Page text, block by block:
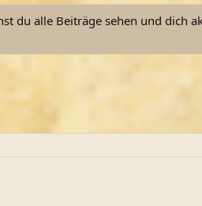
du alle Beiträge sehen und dich